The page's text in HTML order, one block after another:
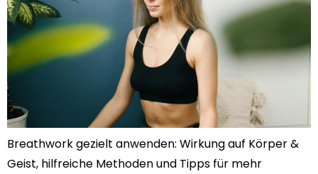
Breathwork gezielt anwenden: Wirkung auf Körper &
Geist, hilfreiche Methoden und Tipps für mehr